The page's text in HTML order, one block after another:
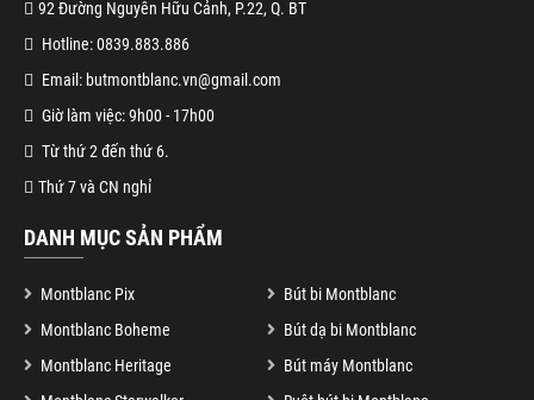
92 Đường Nguyễn Hữu Cảnh, P.22, Q. BT
Hotline: 0839.883.886
Email: butmontblanc.vn@gmail.com
Giờ làm việc: 9h00 - 17h00
Từ thứ 2 đến thứ 6.
Thứ 7 và CN nghỉ
DANH MỤC SẢN PHẨM
Montblanc Pix
Bút bi Montblanc
Montblanc Boheme
Bút dạ bi Montblanc
Montblanc Heritage
Bút máy Montblanc